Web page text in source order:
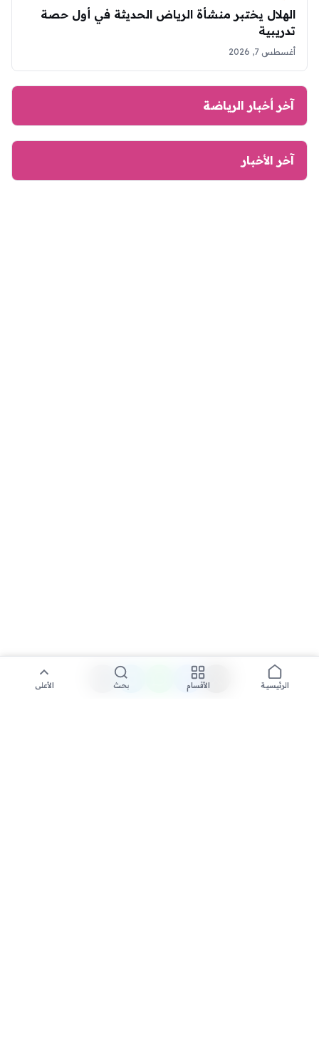
الهلال يختبر منشأة الرياض الحديثة في أول حصة
تدريبية
أغسطس 7, 2026
آخر أخبار الرياضة
آخر الأخبار
الرئيسية الأقسام بحث الأعلى